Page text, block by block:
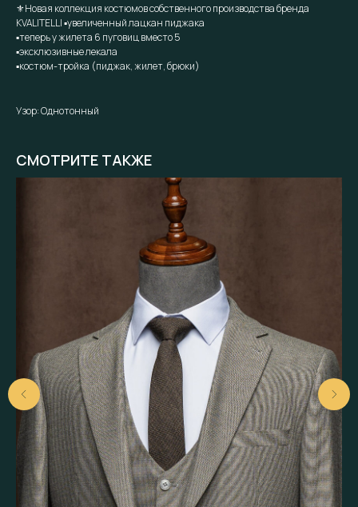
⚜️Новая коллекция костюмов собственного производства бренда
KVALITELLI ▪️увеличенный лацкан пиджака
▪️теперь у жилета 6 пуговиц вместо 5
▪️эксклюзивные лекала
▪️костюм-тройка (пиджак, жилет, брюки)
Узор: Однотонный
СМОТРИТЕ ТАКЖЕ